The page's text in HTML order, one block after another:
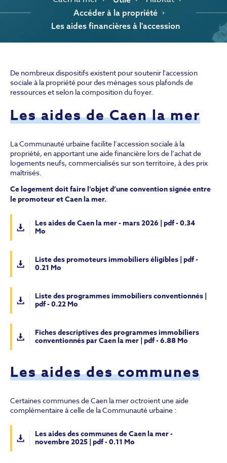
Accéder à la propriété
Les aides financières à l'accession
De nombreux dispositifs existent pour soutenir l'accession
sociale à la propriété pour des ménages sous plafonds de
ressources et selon la composition du foyer.
Les aides de Caen la mer
La Communauté urbaine facilite l’accession sociale à la
propriété, en apportant une aide financière lors de l’achat de
logements neufs, commercialisés sur son territoire, à des prix
maîtrisés.
Ce logement doit faire l’objet d’une convention signée entre
le promoteur et Caen la mer.
Les aides de Caen la mer - mars 2026 | pdf - 0.34
Mo
Liste des promoteurs immobiliers éligibles | pdf -
0.21 Mo
Liste des programmes immobiliers conventionnés |
pdf - 0.22 Mo
Fiches descriptives des programmes immobiliers
conventionnés par Caen la mer | pdf - 6.88 Mo
Les aides des communes
Certaines communes de Caen la mer octroient une aide
complémentaire à celle de la Communauté urbaine :
Les aides des communes de Caen la mer -
novembre 2025 | pdf - 0.11 Mo